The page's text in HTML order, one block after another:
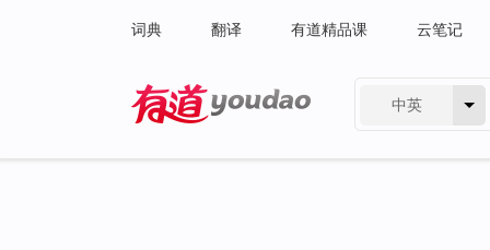
词典 翻译 有道精品课 云笔记
中英